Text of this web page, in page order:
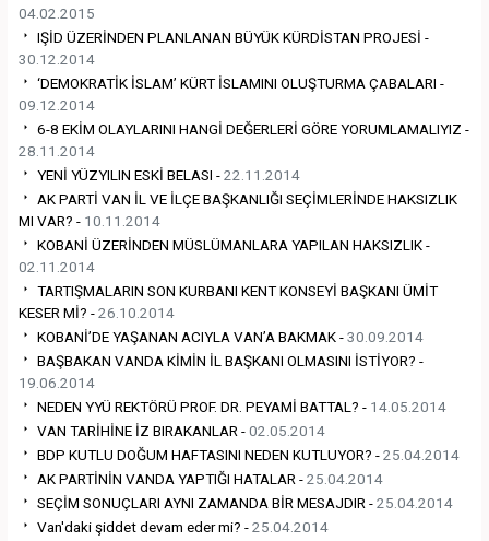
04.02.2015
IŞİD ÜZERİNDEN PLANLANAN BÜYÜK KÜRDİSTAN PROJESİ -
30.12.2014
‘DEMOKRATİK İSLAM’ KÜRT İSLAMINI OLUŞTURMA ÇABALARI -
09.12.2014
6-8 EKİM OLAYLARINI HANGİ DEĞERLERİ GÖRE YORUMLAMALIYIZ -
28.11.2014
YENİ YÜZYILIN ESKİ BELASI -22.11.2014
AK PARTİ VAN İL VE İLÇE BAŞKANLIĞI SEÇİMLERİNDE HAKSIZLIK
MI VAR? - 10.11.2014
KOBANİ ÜZERİNDEN MÜSLÜMANLARA YAPILAN HAKSIZLIK -
02.11.2014
TARTIŞMALARIN SON KURBANI KENT KONSEYİ BAŞKANI ÜMİT
KESER Mİ? -26.10.2014
KOBANİ’DE YAŞANAN ACIYLA VAN’A BAKMAK -30.09.2014
BAŞBAKAN VANDA KİMİN İL BAŞKANI OLMASINI İSTİYOR? -
19.06.2014
NEDEN YYÜ REKTÖRÜ PROF. DR. PEYAMİ BATTAL? - 14.05.2014
VAN TARİHİNE İZ BIRAKANLAR -02.05.2014
BDP KUTLU DOĞUM HAFTASINI NEDEN KUTLUYOR? -25.04.2014
AK PARTİNİN VANDA YAPTIĞI HATALAR -25.04.2014
SEÇİM SONUÇLARI AYNI ZAMANDA BİR MESAJDIR -25.04.2014
Van'daki şiddet devam eder mi? -25.04.2014